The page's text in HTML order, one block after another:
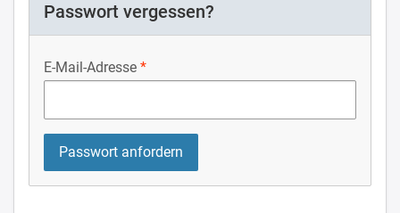
Passwort vergessen?
E-Mail-Adresse